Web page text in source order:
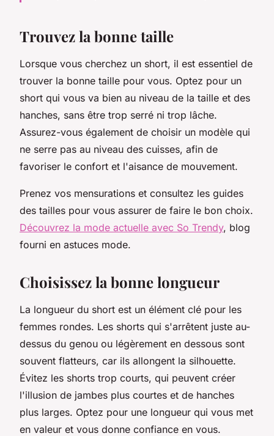
Trouvez la bonne taille
Lorsque vous cherchez un short, il est essentiel de
trouver la bonne taille pour vous. Optez pour un
short qui vous va bien au niveau de la taille et des
hanches, sans être trop serré ni trop lâche.
Assurez-vous également de choisir un modèle qui
ne serre pas au niveau des cuisses, afin de
favoriser le confort et l'aisance de mouvement.
Prenez vos mensurations et consultez les guides
des tailles pour vous assurer de faire le bon choix.
Découvrez la mode actuelle avec So Trendy, blog
fourni en astuces mode.
Choisissez la bonne longueur
La longueur du short est un élément clé pour les
femmes rondes. Les shorts qui s'arrêtent juste au-
dessus du genou ou légèrement en dessous sont
souvent flatteurs, car ils allongent la silhouette.
Évitez les shorts trop courts, qui peuvent créer
l'illusion de jambes plus courtes et de hanches
plus larges. Optez pour une longueur qui vous met
en valeur et vous donne confiance en vous.